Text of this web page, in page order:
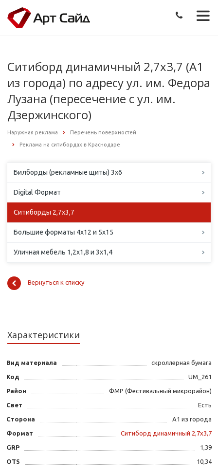
Ситиборд динамичный 2,7х3,7 (А1
из города) по адресу ул. им. Федора
Лузана (пересечение с ул. им.
Дзержинского)
Наружная реклама Перечень поверхностей
Реклама на ситибордах в Краснодаре
Билборды (рекламные щиты) 3х6
Digital Формат
Ситиборды 2,7х3,7
Большие форматы 4х12 и 5х15
Уличная мебель 1,2х1,8 и 3х1,4
Вернуться к списку
Характеристики
Вид материала скроллерная бумага
Код UM_261
Район ФМР (Фестивальный микрорайон)
Свет Есть
Сторона А1 из города
Формат Ситиборд динамичный 2,7х3,7
GRP 1,39
OTS 10,34